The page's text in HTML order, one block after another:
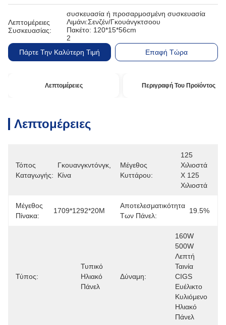
Λεπτομέρειες
Συσκευασίας:
συσκευασία ή προσαρμοσμένη συσκευασία
Λιμάνι:Σενζέν/Γκουάνγκτσοου
Πακέτο: 120*15*56cm
2
Πάρτε Την Καλύτερη Τιμή
Επαφή Τώρα
Λεπτομέρειες Περιγραφή Του Προϊόντος
Λεπτομέρειες
Τόπος
Καταγωγής:
Γκουανγκντόνγκ,
Κίνα
Μέγεθος
Κυττάρου:
125
Χιλιοστά
X 125
Χιλιοστά
Μέγεθος
Πίνακα:
1709*1292*20M
Αποτελεσματικότητα
Των Πάνελ:
19.5%
Τύπος:
Τυπικό
Ηλιακό
Πάνελ
Δύναμη:
160W
500W
Λεπτή
Ταινία
CIGS
Ευέλικτο
Κυλιόμενο
Ηλιακό
Πάνελ